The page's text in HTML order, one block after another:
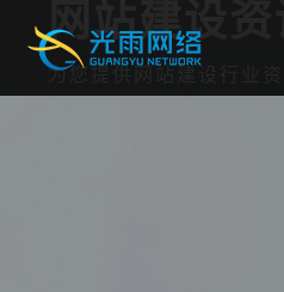
网站建设资
为您提供网站建设行业